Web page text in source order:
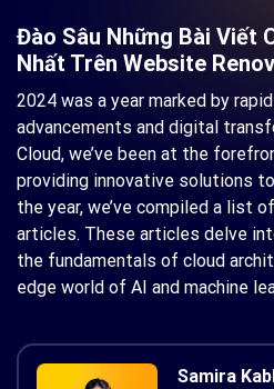
Đào Sâu Những Bài Viết
Nhất Trên Website
2024 was a year marked by
advancements and digital
Cloud, we’ve been at the
providing innovative solutions
the year, we’ve compiled a list
articles. These articles delve
the fundamentals of cloud
edge world of AI and machine
Samira